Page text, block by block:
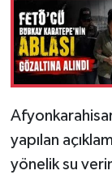
yapılan
yönelik su